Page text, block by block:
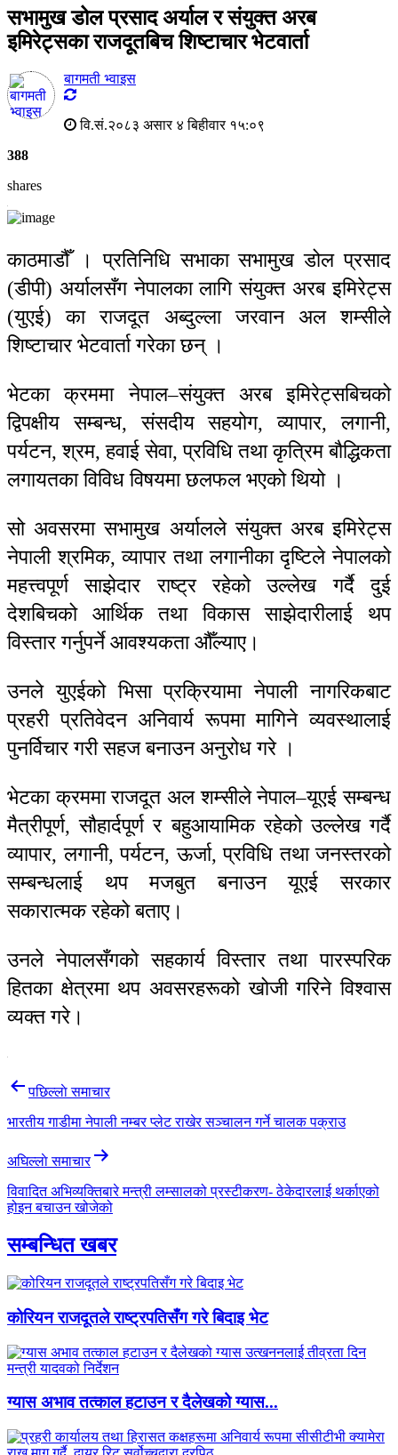
सभामुख डोल प्रसाद अर्याल र संयुक्त अरब
इमिरेट्सका राजदूतबिच शिष्टाचार भेटवार्ता
बागमती भ्वाइस
वि.सं.२०८३ असार ४ बिहीवार १५:०९
388
shares
काठमाडौँ । प्रतिनिधि सभाका सभामुख डोल प्रसाद
(डीपी) अर्यालसँग नेपालका लागि संयुक्त अरब इमिरेट्स
(युएई) का राजदूत अब्दुल्ला जरवान अल शम्सीले
शिष्टाचार भेटवार्ता गरेका छन् ।
भेटका क्रममा नेपाल–संयुक्त अरब इमिरेट्सबिचको
द्विपक्षीय सम्बन्ध, संसदीय सहयोग, व्यापार, लगानी,
पर्यटन, श्रम, हवाई सेवा, प्रविधि तथा कृत्रिम बौद्धिकता
लगायतका विविध विषयमा छलफल भएको थियो ।
सो अवसरमा सभामुख अर्यालले संयुक्त अरब इमिरेट्स
नेपाली श्रमिक, व्यापार तथा लगानीका दृष्टिले नेपालको
महत्त्वपूर्ण साझेदार राष्ट्र रहेको उल्लेख गर्दै दुई
देशबिचको आर्थिक तथा विकास साझेदारीलाई थप
विस्तार गर्नुपर्ने आवश्यकता औँल्याए।
उनले युएईको भिसा प्रक्रियामा नेपाली नागरिकबाट
प्रहरी प्रतिवेदन अनिवार्य रूपमा मागिने व्यवस्थालाई
पुनर्विचार गरी सहज बनाउन अनुरोध गरे ।
भेटका क्रममा राजदूत अल शम्सीले नेपाल–यूएई सम्बन्ध
मैत्रीपूर्ण, सौहार्दपूर्ण र बहुआयामिक रहेको उल्लेख गर्दै
व्यापार, लगानी, पर्यटन, ऊर्जा, प्रविधि तथा जनस्तरको
सम्बन्धलाई थप मजबुत बनाउन यूएई सरकार
सकारात्मक रहेको बताए।
उनले नेपालसँगको सहकार्य विस्तार तथा पारस्परिक
हितका क्षेत्रमा थप अवसरहरूको खोजी गरिने विश्वास
व्यक्त गरे।
Post
navigation
पछिल्लाे समाचार
भारतीय गाडीमा नेपाली नम्बर प्लेट राखेर सञ्चालन गर्ने चालक पक्राउ
अघिल्लाे समाचार
विवादित अभिव्यक्तिबारे मन्त्री लम्सालको प्रस्टीकरण- ठेकेदारलाई थर्काएको
होइन बचाउन खोजेको
सम्बन्धित खबर
कोरियन राजदूतले राष्ट्रपतिसँग गरे बिदाइ भेट
ग्यास अभाव तत्काल हटाउन र दैलेखको ग्यास...